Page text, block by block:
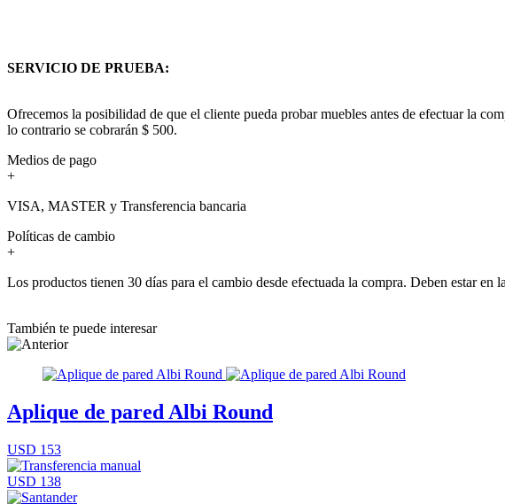
SERVICIO DE PRUEBA:
Ofrecemos la posibilidad de que el cliente pueda probar muebles antes de efectuar la
lo contrario se cobrarán $ 500.
Medios de pago
+
VISA, MASTER y Transferencia bancaria
Políticas de cambio
+
Los productos tienen 30 días para el cambio desde efectuada la compra. Deben estar
También te puede interesar
Aplique de pared Albi Round
USD 153
USD 138